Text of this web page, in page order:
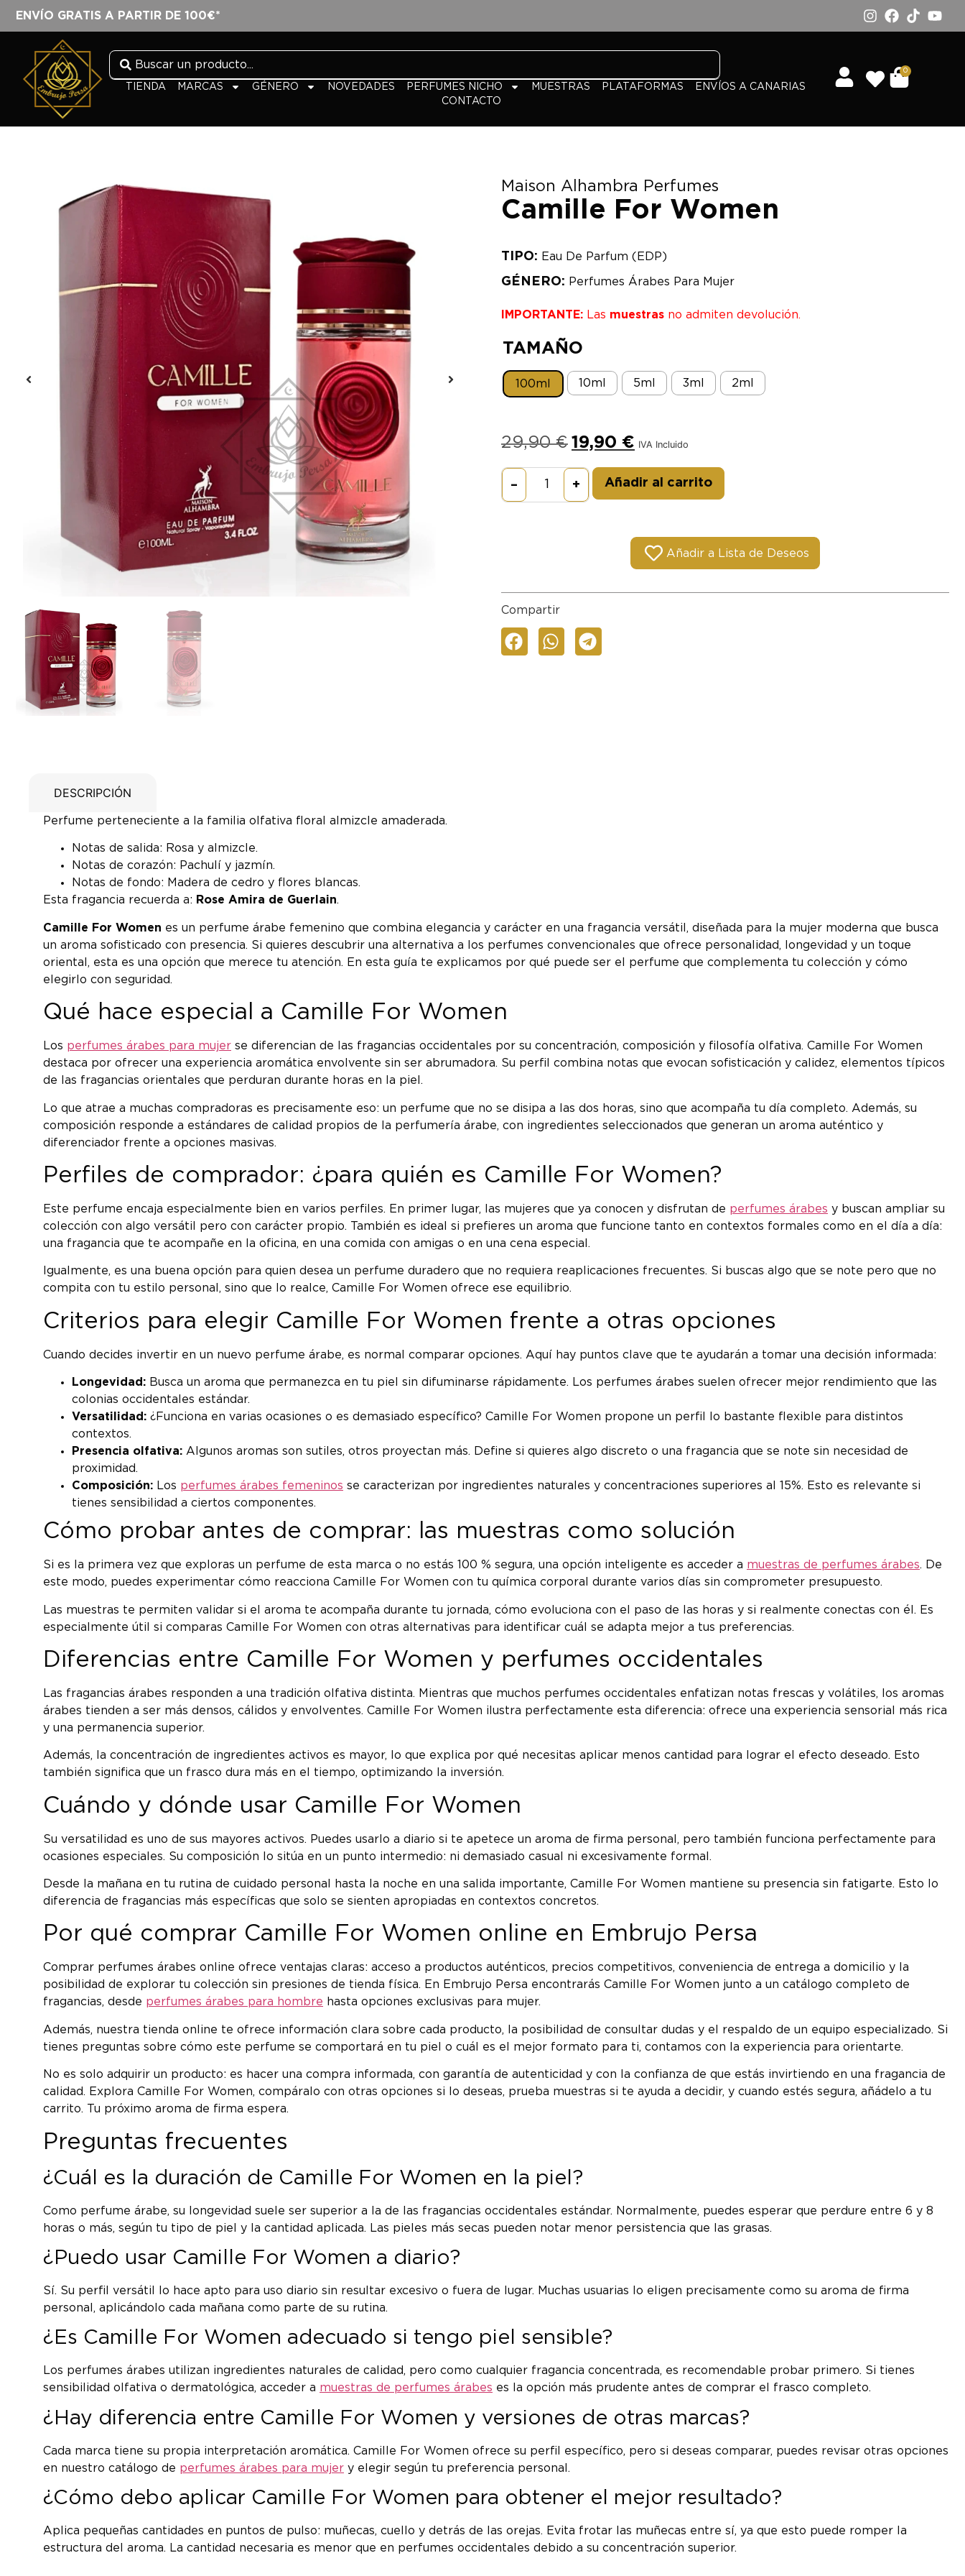
ENVÍO GRATIS A PARTIR DE 100€*
TIENDA MARCAS GÉNERO NOVEDADES PERFUMES NICHO MUESTRAS PLATAFORMAS
ENVÍOS A CANARIAS
CONTACTO
0
Maison Alhambra Perfumes
Camille For Women
TIPO: Eau De Parfum (EDP)
GÉNERO: Perfumes Árabes Para Mujer
IMPORTANTE: Las muestras no admiten devolución.
TAMAÑO
100ml 10ml 5ml 3ml 2ml
29,90€ 19,90 € IVA Incluido
– + Añadir al carrito
Añadir a Lista de Deseos
Compartir
DESCRIPCIÓN
Perfume perteneciente a la familia olfativa floral almizcle amaderada.
Notas de salida: Rosa y almizcle.
Notas de corazón: Pachulí y jazmín.
Notas de fondo: Madera de cedro y flores blancas.
Esta fragancia recuerda a: Rose Amira de Guerlain.
Camille For Women es un perfume árabe femenino que combina elegancia y carácter en una fragancia versátil, diseñada para la mujer moderna que busca
un aroma sofisticado con presencia. Si quieres descubrir una alternativa a los perfumes convencionales que ofrece personalidad, longevidad y un toque
oriental, esta es una opción que merece tu atención. En esta guía te explicamos por qué puede ser el perfume que complementa tu colección y cómo
elegirlo con seguridad.
Qué hace especial a Camille For Women
Los perfumes árabes para mujer se diferencian de las fragancias occidentales por su concentración, composición y filosofía olfativa. Camille For Women
destaca por ofrecer una experiencia aromática envolvente sin ser abrumadora. Su perfil combina notas que evocan sofisticación y calidez, elementos típicos
de las fragancias orientales que perduran durante horas en la piel.
Lo que atrae a muchas compradoras es precisamente eso: un perfume que no se disipa a las dos horas, sino que acompaña tu día completo. Además, su
composición responde a estándares de calidad propios de la perfumería árabe, con ingredientes seleccionados que generan un aroma auténtico y
diferenciador frente a opciones masivas.
Perfiles de comprador: ¿para quién es Camille For Women?
Este perfume encaja especialmente bien en varios perfiles. En primer lugar, las mujeres que ya conocen y disfrutan de perfumes árabes y buscan ampliar su
colección con algo versátil pero con carácter propio. También es ideal si prefieres un aroma que funcione tanto en contextos formales como en el día a día:
una fragancia que te acompañe en la oficina, en una comida con amigas o en una cena especial.
Igualmente, es una buena opción para quien desea un perfume duradero que no requiera reaplicaciones frecuentes. Si buscas algo que se note pero que no
compita con tu estilo personal, sino que lo realce, Camille For Women ofrece ese equilibrio.
Criterios para elegir Camille For Women frente a otras opciones
Cuando decides invertir en un nuevo perfume árabe, es normal comparar opciones. Aquí hay puntos clave que te ayudarán a tomar una decisión informada:
Longevidad: Busca un aroma que permanezca en tu piel sin difuminarse rápidamente. Los perfumes árabes suelen ofrecer mejor rendimiento que las
colonias occidentales estándar.
Versatilidad: ¿Funciona en varias ocasiones o es demasiado específico? Camille For Women propone un perfil lo bastante flexible para distintos
contextos.
Presencia olfativa: Algunos aromas son sutiles, otros proyectan más. Define si quieres algo discreto o una fragancia que se note sin necesidad de
proximidad.
Composición: Los perfumes árabes femeninos se caracterizan por ingredientes naturales y concentraciones superiores al 15%. Esto es relevante si
tienes sensibilidad a ciertos componentes.
Cómo probar antes de comprar: las muestras como solución
Si es la primera vez que exploras un perfume de esta marca o no estás 100 % segura, una opción inteligente es acceder a muestras de perfumes árabes. De
este modo, puedes experimentar cómo reacciona Camille For Women con tu química corporal durante varios días sin comprometer presupuesto.
Las muestras te permiten validar si el aroma te acompaña durante tu jornada, cómo evoluciona con el paso de las horas y si realmente conectas con él. Es
especialmente útil si comparas Camille For Women con otras alternativas para identificar cuál se adapta mejor a tus preferencias.
Diferencias entre Camille For Women y perfumes occidentales
Las fragancias árabes responden a una tradición olfativa distinta. Mientras que muchos perfumes occidentales enfatizan notas frescas y volátiles, los aromas
árabes tienden a ser más densos, cálidos y envolventes. Camille For Women ilustra perfectamente esta diferencia: ofrece una experiencia sensorial más rica
y una permanencia superior.
Además, la concentración de ingredientes activos es mayor, lo que explica por qué necesitas aplicar menos cantidad para lograr el efecto deseado. Esto
también significa que un frasco dura más en el tiempo, optimizando la inversión.
Cuándo y dónde usar Camille For Women
Su versatilidad es uno de sus mayores activos. Puedes usarlo a diario si te apetece un aroma de firma personal, pero también funciona perfectamente para
ocasiones especiales. Su composición lo sitúa en un punto intermedio: ni demasiado casual ni excesivamente formal.
Desde la mañana en tu rutina de cuidado personal hasta la noche en una salida importante, Camille For Women mantiene su presencia sin fatigarte. Esto lo
diferencia de fragancias más específicas que solo se sienten apropiadas en contextos concretos.
Por qué comprar Camille For Women online en Embrujo Persa
Comprar perfumes árabes online ofrece ventajas claras: acceso a productos auténticos, precios competitivos, conveniencia de entrega a domicilio y la
posibilidad de explorar tu colección sin presiones de tienda física. En Embrujo Persa encontrarás Camille For Women junto a un catálogo completo de
fragancias, desde perfumes árabes para hombre hasta opciones exclusivas para mujer.
Además, nuestra tienda online te ofrece información clara sobre cada producto, la posibilidad de consultar dudas y el respaldo de un equipo especializado. Si
tienes preguntas sobre cómo este perfume se comportará en tu piel o cuál es el mejor formato para ti, contamos con la experiencia para orientarte.
No es solo adquirir un producto: es hacer una compra informada, con garantía de autenticidad y con la confianza de que estás invirtiendo en una fragancia de
calidad. Explora Camille For Women, compáralo con otras opciones si lo deseas, prueba muestras si te ayuda a decidir, y cuando estés segura, añádelo a tu
carrito. Tu próximo aroma de firma espera.
Preguntas frecuentes
¿Cuál es la duración de Camille For Women en la piel?
Como perfume árabe, su longevidad suele ser superior a la de las fragancias occidentales estándar. Normalmente, puedes esperar que perdure entre 6 y 8
horas o más, según tu tipo de piel y la cantidad aplicada. Las pieles más secas pueden notar menor persistencia que las grasas.
¿Puedo usar Camille For Women a diario?
Sí. Su perfil versátil lo hace apto para uso diario sin resultar excesivo o fuera de lugar. Muchas usuarias lo eligen precisamente como su aroma de firma
personal, aplicándolo cada mañana como parte de su rutina.
¿Es Camille For Women adecuado si tengo piel sensible?
Los perfumes árabes utilizan ingredientes naturales de calidad, pero como cualquier fragancia concentrada, es recomendable probar primero. Si tienes
sensibilidad olfativa o dermatológica, acceder a muestras de perfumes árabes es la opción más prudente antes de comprar el frasco completo.
¿Hay diferencia entre Camille For Women y versiones de otras marcas?
Cada marca tiene su propia interpretación aromática. Camille For Women ofrece su perfil específico, pero si deseas comparar, puedes revisar otras opciones
en nuestro catálogo de perfumes árabes para mujer y elegir según tu preferencia personal.
¿Cómo debo aplicar Camille For Women para obtener el mejor resultado?
Aplica pequeñas cantidades en puntos de pulso: muñecas, cuello y detrás de las orejas. Evita frotar las muñecas entre sí, ya que esto puede romper la
estructura del aroma. La cantidad necesaria es menor que en perfumes occidentales debido a su concentración superior.